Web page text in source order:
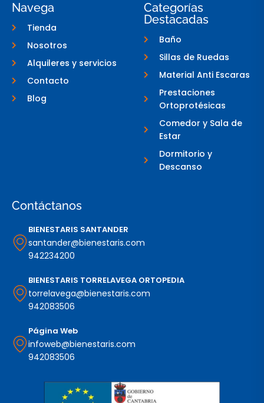
k
f
m
Navega
Tienda
Nosotros
Alquileres y servicios
Contacto
Blog
Categorías
Destacadas
Baño
Sillas de Ruedas
Material Anti Escaras
Prestaciones
Ortoprotésicas
Comedor y Sala de
Estar
Dormitorio y
Descanso
Contáctanos
BIENESTARIS SANTANDER
santander@bienestaris.com
942234200
BIENESTARIS TORRELAVEGA ORTOPEDIA
torrelavega@bienestaris.com
942083506
Página Web
infoweb@bienestaris.com
942083506